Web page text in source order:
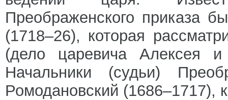
Преображенского приказа
(1718–26), которая
(дело царевича Алексея
Начальники (судьи)
Ромодановский (1686–1717),